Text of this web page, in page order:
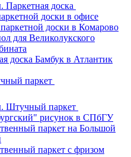
Паркетная доска
доски в офисе
доски в Комарово
для Великолукского
доска Бамбук в Атлантик
паркет
Штучный паркет
рисунок в СПбГУ
паркет на Большой
паркет с фризом